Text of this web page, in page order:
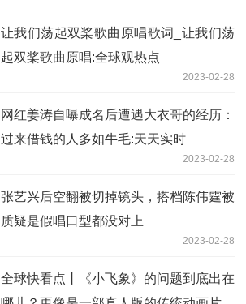
让我们荡起双桨歌曲原唱歌词_让我们荡
起双桨歌曲原唱:全球观热点
2023-02-28
网红姜涛自曝成名后遭遇大衣哥的经历：
过来借钱的人多如牛毛:天天实时
2023-02-28
张艺兴后空翻被切掉镜头，搭档陈伟霆被
质疑是假唱口型都没对上
2023-02-28
全球快看点丨《小飞象》的问题到底出在